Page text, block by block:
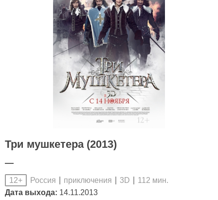
Три мушкетера (2013)
—
12+ Россия приключения 3D
112 мин.
Дата выхода: 14.11.2013